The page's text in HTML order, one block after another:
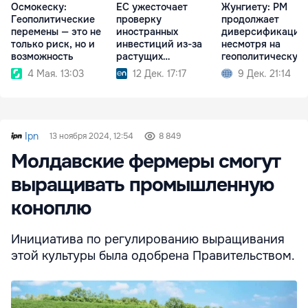
Осмокеску:
Геополитические
перемены — это не
только риск, но и
возможность
4 Мая. 13:03
ЕС ужесточает
проверку
иностранных
инвестиций из-за
растущих
геополитических
угроз
12 Дек. 17:17
Жунгиету: РМ
продолжает
несмотря на
геополитическую
напряженность
9 Дек. 21:14
Ipn 13 ноября 2024, 12:54 8 849
Молдавские фермеры смогут
выращивать промышленную
коноплю
Инициатива по регулированию выращивания
этой культуры была одобрена Правительством.